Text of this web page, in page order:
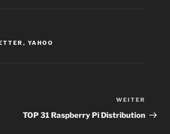
, YAHOO
Beitrag
WEITER
TOP 31 Raspberry Pi Distribution